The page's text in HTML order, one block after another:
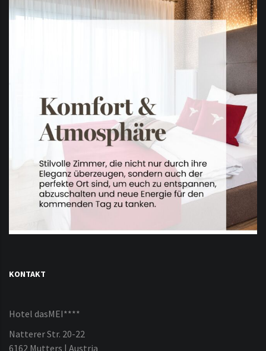
KONTAKT
Hotel dasMEI****
Natterer Str. 20-22
6162 Mutters | Austria